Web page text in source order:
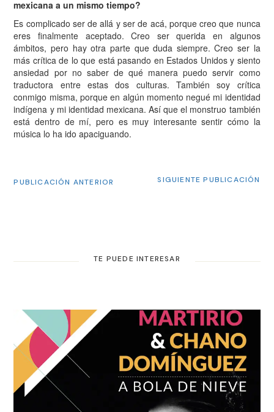
mexicana a un mismo tiempo?
Es complicado ser de allá y ser de acá, porque creo que nunca
eres finalmente aceptado. Creo ser querida en algunos
ámbitos, pero hay otra parte que duda siempre. Creo ser la
más crítica de lo que está pasando en Estados Unidos y siento
ansiedad por no saber de qué manera puedo servir como
traductora entre estas dos culturas. También soy crítica
conmigo misma, porque en algún momento negué mi identidad
indígena y mi identidad mexicana. Así que el monstruo también
está dentro de mí, pero es muy interesante sentir cómo la
música lo ha ido apaciguando.
PUBLICACIÓN ANTERIOR SIGUIENTE PUBLICACIÓN
TE PUEDE INTERESAR